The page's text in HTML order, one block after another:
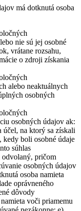
má dotknutá osoba
nie sú jej osobné
vrátane rozsahu,
o zdroji získania
alebo neaktuálnych
osobných
osobných údajov ak:
účel, na ktorý sa získali
kedy boli osobné údaje
súhlas
odvolaný, pričom
osobných údajov
osoba namieta
oprávneného
dôvody
voči priamemu